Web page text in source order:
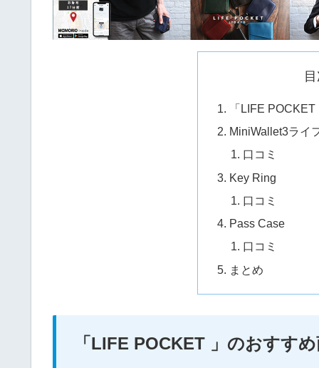
「LIFE
MiniWallet3ライ
口コミ
Key Ring
口コミ
Pass Case
口コミ
まとめ
「LIFE POCKET 」のおすす